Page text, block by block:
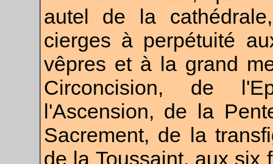
autel de la
cierges à perpétuité
vêpres et à la grand
Circoncision, de
l'Ascension, de la
Sacrement, de la
de la Toussaint, aux six